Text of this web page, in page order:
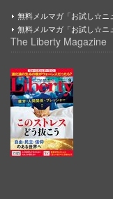
無料メルマガ「お試し☆ニ
無料メルマガ「お試し☆ニ
The Liberty Magazine